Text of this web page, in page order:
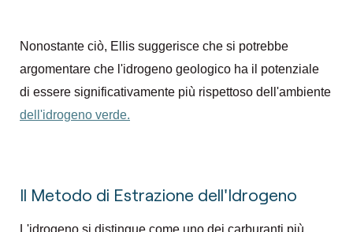
Nonostante ciò, Ellis suggerisce che si potrebbe
argomentare che l'idrogeno geologico ha il potenziale
di essere significativamente più rispettoso dell'ambiente
dell'idrogeno verde.
Il Metodo di Estrazione dell'Idrogeno
L'idrogeno si distingue come uno dei carburanti più